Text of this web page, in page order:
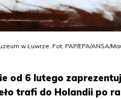
w Luwrze. Fot. PAP/EPA/ANSA/
od 6 lutego
trafi do Holandii po